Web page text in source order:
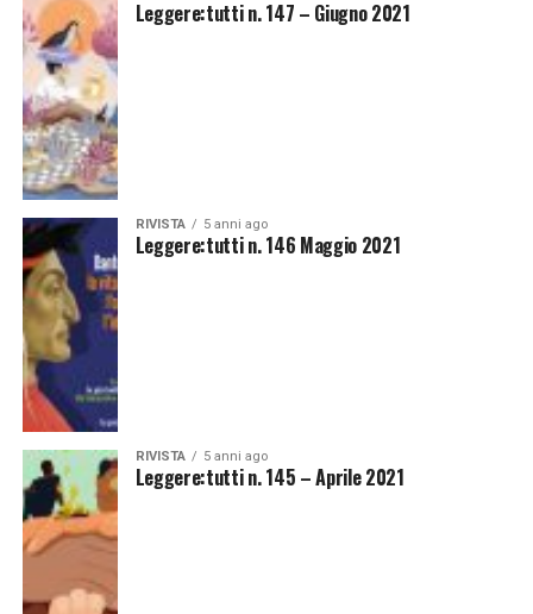
Leggere:tutti n. 147 – Giugno 2021
RIVISTA 5 anni ago
Leggere:tutti n. 146 Maggio 2021
RIVISTA 5 anni ago
Leggere:tutti n. 145 – Aprile 2021